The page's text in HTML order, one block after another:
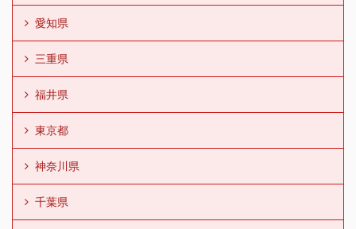
愛知県
三重県
福井県
東京都
神奈川県
千葉県